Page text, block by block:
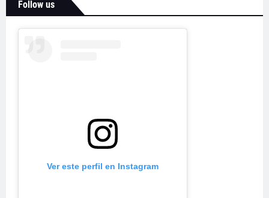
Follow us
Ver este perfil en Instagram